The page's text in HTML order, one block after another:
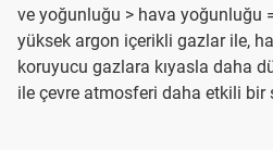
ve yoğunluğu > hava yoğunluğu
yüksek argon içerikli gazlar ile,
koruyucu gazlara kıyasla daha
ile çevre atmosferi daha etkili bir